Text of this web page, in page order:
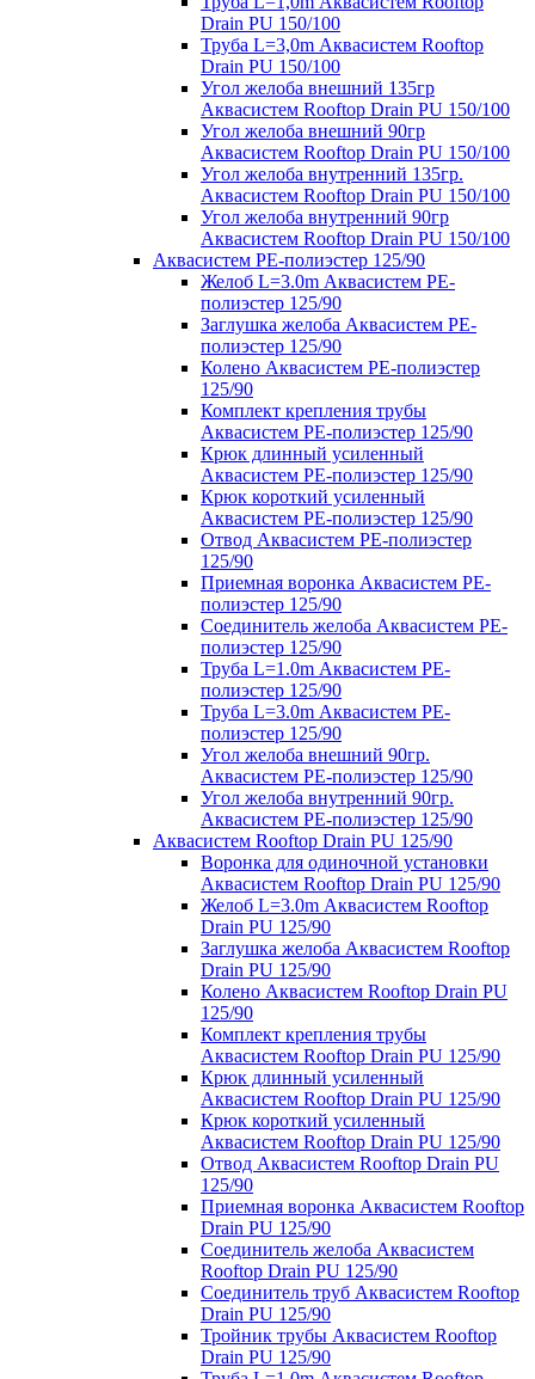
Drain PU 150/100
Труба L=3,0m Аквасистем Rooftop
Drain PU 150/100
Угол желоба внешний 135гр
Аквасистем Rooftop Drain PU 150/100
Угол желоба внешний 90гр
Аквасистем Rooftop Drain PU 150/100
Угол желоба внутренний 135гр.
Аквасистем Rooftop Drain PU 150/100
Угол желоба внутренний 90гр
Аквасистем Rooftop Drain PU 150/100
Аквасистем PE-полиэстер 125/90
Желоб L=3.0m Аквасистем PE-
полиэстер 125/90
Заглушка желоба Аквасистем PE-
полиэстер 125/90
Колено Аквасистем PE-полиэстер
125/90
Комплект крепления трубы
Аквасистем PE-полиэстер 125/90
Крюк длинный усиленный
Аквасистем PE-полиэстер 125/90
Крюк короткий усиленный
Аквасистем PE-полиэстер 125/90
Отвод Аквасистем РЕ-полиэстер
125/90
Приемная воронка Аквасистем PE-
полиэстер 125/90
Соединитель желоба Аквасистем PE-
полиэстер 125/90
Труба L=1.0m Аквасистем PE-
полиэстер 125/90
Труба L=3.0m Аквасистем PE-
полиэстер 125/90
Угол желоба внешний 90гр.
Аквасистем PE-полиэстер 125/90
Угол желоба внутренний 90гр.
Аквасистем PE-полиэстер 125/90
Аквасистем Rooftop Drain PU 125/90
Воронка для одиночной установки
Аквасистем Rooftop Drain PU 125/90
Желоб L=3.0m Аквасистем Rooftop
Drain PU 125/90
Заглушка желоба Аквасистем Rooftop
Drain PU 125/90
Колено Аквасистем Rooftop Drain PU
125/90
Комплект крепления трубы
Аквасистем Rooftop Drain PU 125/90
Крюк длинный усиленный
Аквасистем Rooftop Drain PU 125/90
Крюк короткий усиленный
Аквасистем Rooftop Drain PU 125/90
Отвод Аквасистем Rooftop Drain PU
125/90
Приемная воронка Аквасистем Rooftop
Drain PU 125/90
Соединитель желоба Аквасистем
Rooftop Drain PU 125/90
Соединитель труб Аквасистем Rooftop
Drain PU 125/90
Тройник трубы Аквасистем Rooftop
Drain PU 125/90